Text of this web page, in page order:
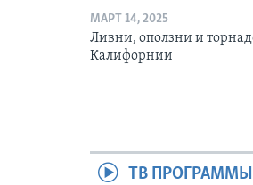
МАРТ 14, 2025
Ливни, оползни и
Калифорнии
ТВ ПРОГРАММЫ